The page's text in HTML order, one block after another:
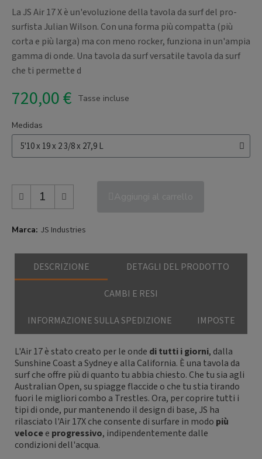
La JS Air 17 X è un'evoluzione della tavola da surf del pro-
surfista Julian Wilson. Con una forma più compatta (più
corta e più larga) ma con meno rocker, funziona in un'ampia
gamma di onde. Una tavola da surf versatile tavola da surf
che ti permette d
720,00 € Tasse incluse
Medidas
Marca JS Industries
DESCRIZIONE DETAGLI DEL PRODOTTO
CAMBI E RESI
INFORMAZIONE SULLA SPEDIZIONE IMPOSTE
L'Air 17 è stato creato per le onde di tutti i giorni, dalla
Sunshine Coast a Sydney e alla California. È una tavola da
surf che offre più di quanto tu abbia chiesto. Che tu sia agli
Australian Open, su spiagge flaccide o che tu stia tirando
fuori le migliori combo a Trestles. Ora, per coprire tutti i
tipi di onde, pur mantenendo il design di base, JS ha
rilasciato l'Air 17X che consente di surfare in modo più
velocee progressivo, indipendentemente dalle
condizioni dell'acqua.